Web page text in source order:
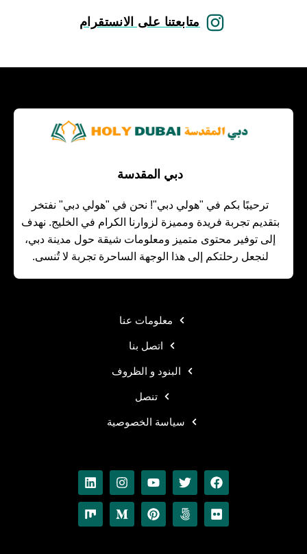
متابعتنا على الانستقرام
دبي المقدسة
ترحيبًا بكم في "هولي دبي"! نحن في "هولي دبي" نفتخر
بتقديم تجربة فريدة ومميزة لزوارنا الكرام في الخليج. نهدف
إلى توفير محتوى متميز ومعلومات شيقة حول مدينة دبي،
لنجعل رحلتكم إلى هذا الوجهة الساحرة تجربة لا تُنسى.
معلومات عنا
اتصل بنا
البنود و الظروف
تنصل
سياسة الخصوصية